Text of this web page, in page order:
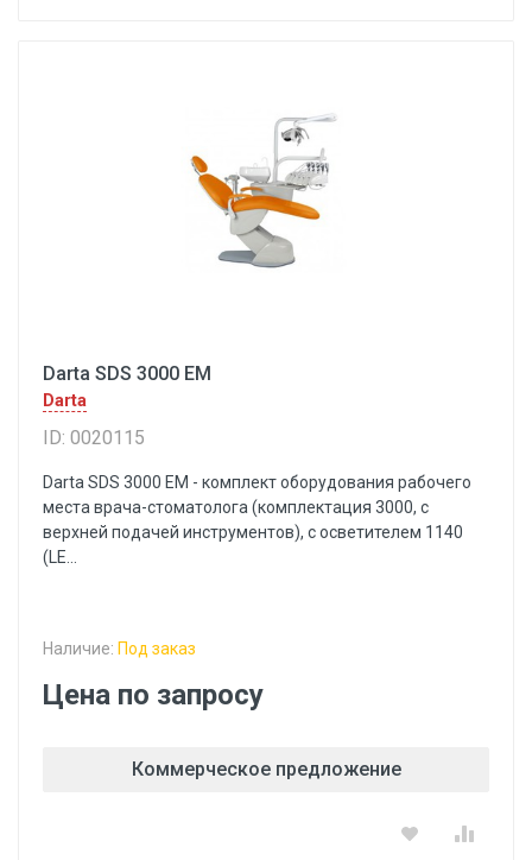
Darta SDS 3000 EM
Darta
ID: 0020115
Darta SDS 3000 EM - комплект оборудования рабочего
места врача-стоматолога (комплектация 3000, с
верхней подачей инструментов), с осветителем 1140
(LE...
Наличие: Под заказ
Цена по запросу
Коммерческое предложение